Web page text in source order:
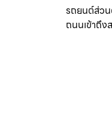
รถยนต์ส่วน
ถนนเข้าถึง